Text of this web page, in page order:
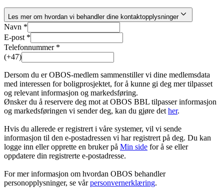
Les mer om hvordan vi behandler dine kontaktopplysninger
Navn *
E-post *
Telefonnummer *
(+47)
Dersom du er OBOS-medlem sammenstiller vi dine medlemsdata
med interessen for boligprosjektet, for å kunne gi deg mer tilpasset
og relevant informasjon og markedsføring.
Ønsker du å reservere deg mot at OBOS BBL tilpasser informasjon
og markedsføringen vi sender deg, kan du gjøre det her.
Hvis du allerede er registrert i våre systemer, vil vi sende
informasjon til den e-postadressen vi har registrert på deg. Du kan
logge inn eller opprette en bruker på Min side for å se eller
oppdatere din registrerte e-postadresse.
For mer informasjon om hvordan OBOS behandler
personopplysninger, se vårpersonvernerklæring.